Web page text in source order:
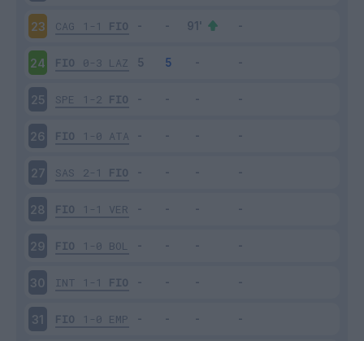
23 CAG 1-1 FIO
24 FIO 0-3 LAZ
25 SPE 1-2 FIO
26 FIO 1-0 ATA
27 SAS 2-1 FIO
28 FIO 1-1 VER
29 FIO 1-0 BOL
30 INT 1-1 FIO
31 FIO 1-0 EMP